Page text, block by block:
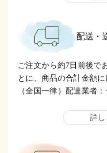
配送・
ご注文から約7日前後で
とに、商品の合計金額
（全国一律）配達業者
詳し